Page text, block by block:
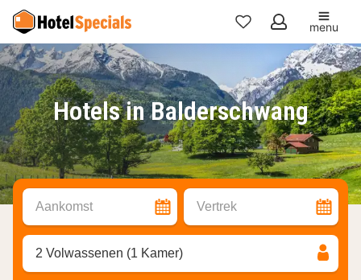
Mijn
favorieten
menu
Hotels in Balderschwang
Aankomst Vertrek
2 Volwassenen (1 Kamer)